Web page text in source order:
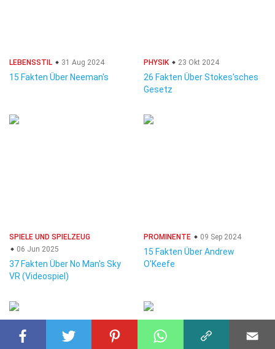
LEBENSSTIL 31 Aug 2024
15 Fakten Über Neeman's
PHYSIK 23 Okt 2024
26 Fakten Über Stokes'sches
Gesetz
SPIELE UND SPIELZEUG
06 Jun 2025
37 Fakten Über No Man's Sky
VR (Videospiel)
PROMINENTE 09 Sep 2024
15 Fakten Über Andrew
O'Keefe